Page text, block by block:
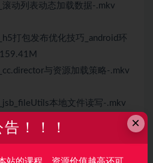
动列表动态加载数据-.mkv
打包发布优化技巧_android环
与资源加载策略-.mkv
本地文件读写-.mkv
与socketio的使
×
告！！！